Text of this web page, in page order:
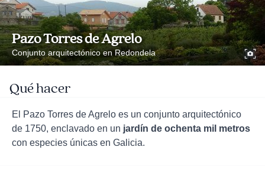
Pazo Torres de Agrelo
Conjunto arquitectónico en Redondela
Qué hacer
El Pazo Torres de Agrelo es un conjunto arquitectónico
de 1750, enclavado en un jardín de ochenta mil metros
con especies únicas en Galicia.